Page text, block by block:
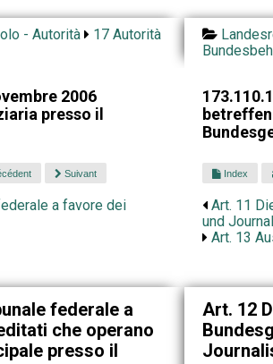
- Autorità
17 Autorità
2006
presso il
Suivant
a favore dei
Index
Art. 11
und
Art. 13
federale a
che operano
presso il
Art. 12